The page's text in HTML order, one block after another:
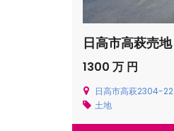
日高市高萩売地
1300 万 円
日高市高萩2304-22
土地